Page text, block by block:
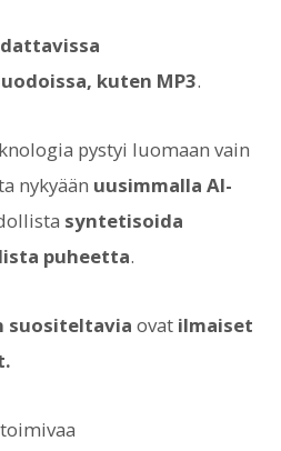
kuten MP3.
pystyi luomaan vain
nykyään uusimmalla AI-
syntetisoida
puheetta.
suositeltavia ovat ilmaiset